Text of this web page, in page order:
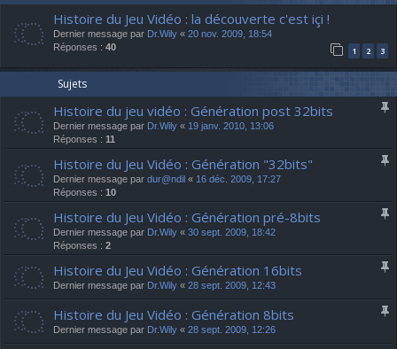
h
r
Histoire du Jeu Vidéo : la découverte c'est içi !
Dernier message par Dr.Wily « 20 nov. 2009, 18:54
Réponses : 40 1 2 3
Sujets
Histoire du jeu vidéo : Génération post 32bits
Dernier message par Dr.Wily « 19 janv. 2010, 13:06
Réponses : 11
Histoire du Jeu Vidéo : Génération "32bits"
Dernier message par dur@ndil « 16 déc. 2009, 17:27
Réponses : 10
Histoire du Jeu Vidéo : Génération pré-8bits
Dernier message par Dr.Wily « 30 sept. 2009, 18:42
Réponses : 2
Histoire du Jeu Vidéo : Génération 16bits
Dernier message par Dr.Wily « 28 sept. 2009, 12:43
Histoire du Jeu Vidéo : Génération 8bits
Dernier message par Dr.Wily « 28 sept. 2009, 12:26